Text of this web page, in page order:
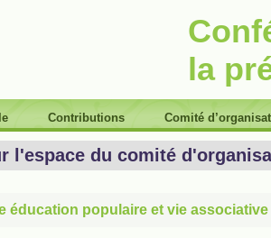
la
Contributions Comité
l'espace du comité
éducation populaire et vie associative